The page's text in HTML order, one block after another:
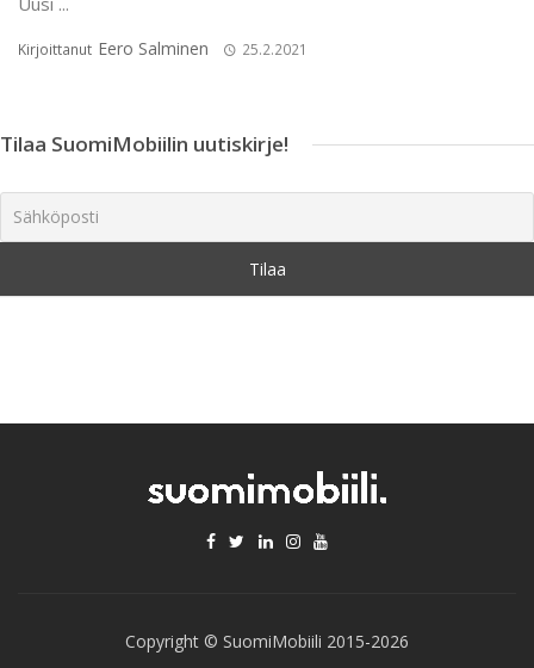
Kirjoittanut Eero Salminen 25.2.2021
Tilaa SuomiMobiilin uutiskirje!
Copyright © SuomiMobiili 2015-2026